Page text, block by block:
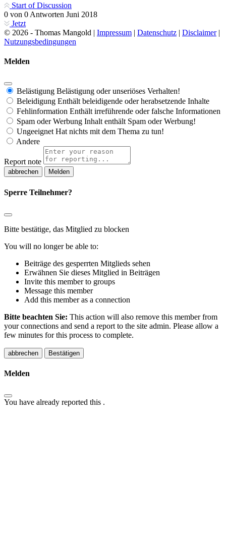
Start of Discussion
0 von 0 Antworten Juni 2018
Jetzt
© 2026 - Thomas Mangold | Impressum | Datenschutz | Disclaimer|
Nutzungsbedingungen
Melden
Belästigung Belästigung oder unseriöses Verhalten!
Beleidigung Enthält beleidigende oder herabsetzende Inhalte
Fehlinformation Enthält irreführende oder falsche Informationen
Spam oder Werbung Inhalt enthält Spam oder Werbung!
Ungeeignet Hat nichts mit dem Thema zu tun!
Andere
Report note
Melden
Sperre Teilnehmer?
Bitte bestätige, das Mitglied zu blocken
You will no longer be able to:
Beiträge des gesperrten Mitglieds sehen
Erwähnen Sie dieses Mitglied in Beiträgen
Invite this member to groups
Message this member
Add this member as a connection
Bitte beachten Sie: This action will also remove this member from
your connections and send a report to the site admin. Please allow a
few minutes for this process to complete.
Bestätigen
Melden
You have already reported this .